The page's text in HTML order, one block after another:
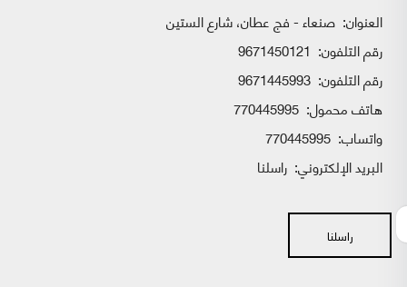
العنوان: صنعاء - فج عطان، شارع الستين
رقم التلفون: 9671450121
رقم التلفون: 9671445993
هاتف محمول: 770445995
واتساب:
البريد الإلكتروني: راسلنا
راسلنا